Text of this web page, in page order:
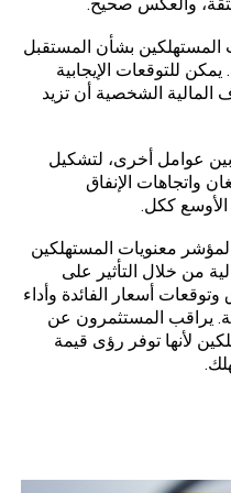
المستهلكين بشأن المستقبل
للتوقعات الإيجابية
المالية الشخصية أن تزيد
عوامل أخرى، لتشكيل
واتجاهات الإنفاق
الأوسع ككل.
معنويات المستهلكين
من خلال التأثير على
أسعار الفائدة وأداء
يراقب المستثمرون عن
لأنها توفر رؤى قيمة